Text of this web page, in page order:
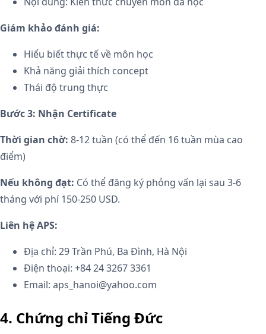
Giám khảo đánh giá:
Hiểu biết thực tế về môn học
Khả năng giải thích concept
Thái độ trung thực
Bước 3: Nhận Certificate
Thời gian chờ: 8-12 tuần (có thể đến 16 tuần mùa cao
điểm)
Nếu không đạt: Có thể đăng ký phỏng vấn lại sau 3-6
tháng với phí 150-250 USD.
Liên hệ APS:
Địa chỉ: 29 Trần Phú, Ba Đình, Hà Nội
Điện thoại: +84 24 3267 3361
Email: aps_hanoi@yahoo.com
4. Chứng chỉ Tiếng Đức